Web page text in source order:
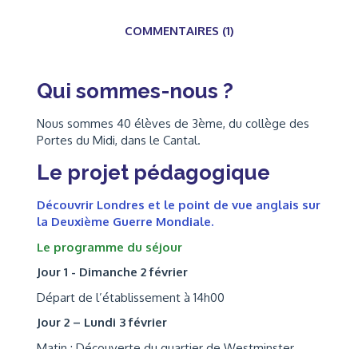
COMMENTAIRES (1)
Qui sommes-nous ?
Nous sommes 40 élèves de 3ème, du collège des
Portes du Midi, dans le Cantal.
Le projet pédagogique
Découvrir Londres et le point de vue anglais sur
la Deuxième Guerre Mondiale.
Le programme du séjour
Jour 1 - Dimanche 2 février
Départ de l’établissement à 14h00
Jour 2 – Lundi 3 février